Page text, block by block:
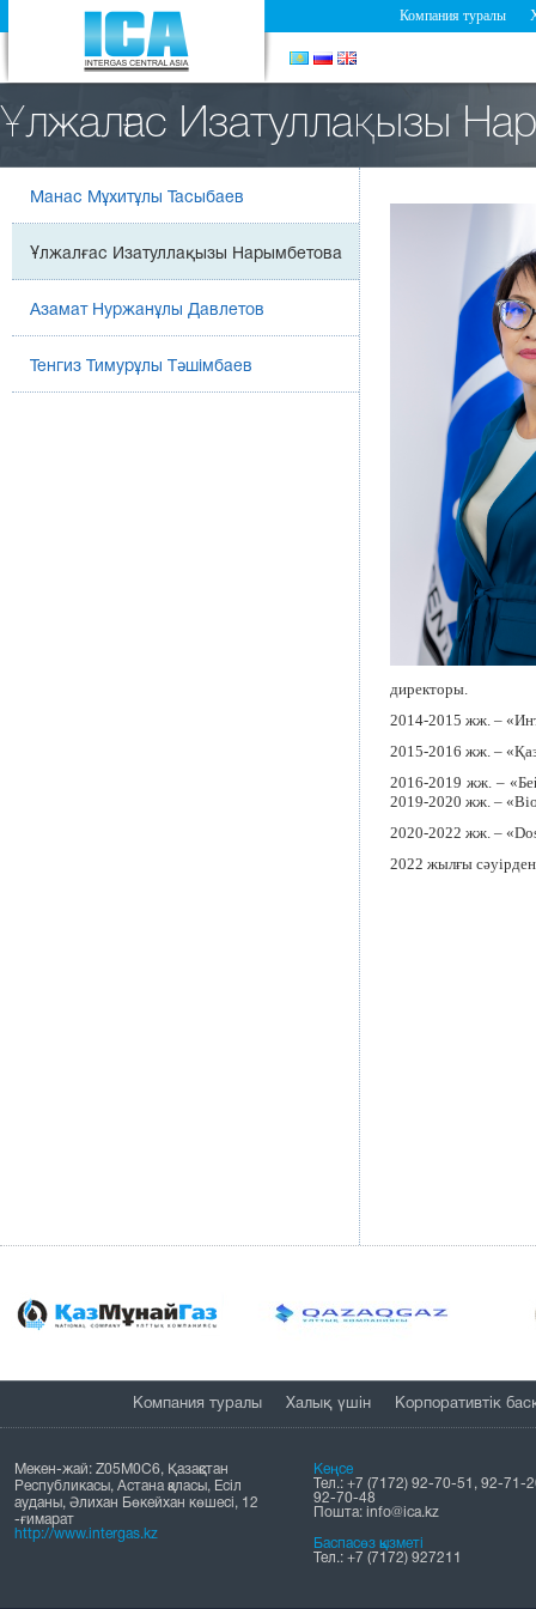
Компания туралы
Ұлжалғас Изатуллақызы
Манас Мұхитұлы Тасыбаев
Ұлжалғас Изатуллақызы Нарымбетова
Азамат Нуржанұлы Давлетов
Тенгиз Тимурұлы Тәшімбаев
директоры.
2014-2015 жж. –
2015-2016 жж. –
2016-2019 жж. –
2019-2020 жж. –
2020-2022 жж. –
2022 жылғы
Компания туралы Халық үшін Корпоративтік
Мекен-жай: Z05M0C6, Қазақстан
Республикасы, Астана қаласы, Есіл
ауданы, Әлихан Бөкейхан көшесі, 12
-ғимарат
http://www.intergas.kz
Кеңсе
Тел.: +7 (7172) 92-70-51, 92-71-
92-70-48
Пошта: info@ica.kz
Баспасөз қызметі
Тел.: +7 (7172) 927211